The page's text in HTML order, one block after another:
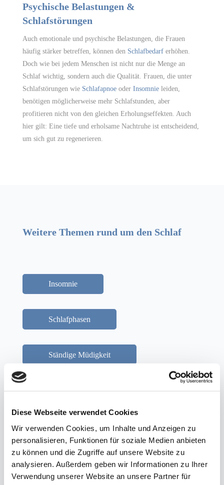
Diese Webseite verwendet Cookies
Wir verwenden Cookies, um Inhalte und Anzeigen zu
personalisieren, Funktionen für soziale Medien anbieten
zu können und die Zugriffe auf unsere Website zu
analysieren. Außerdem geben wir Informationen zu Ihrer
Verwendung unserer Website an unsere Partner für
Psychische Belastungen &
Schlafstörungen
Auch emotionale und psychische Belastungen, die Frauen
häufig stärker betreffen, können den Schlafbedarferhöhen.
Doch wie bei jedem Menschen ist nicht nur die Menge an
Schlaf wichtig, sondern auch die Qualität. Frauen, die unter
Schlafstörungen wie Schlafapnoeoder Insomnieleiden,
benötigen möglicherweise mehr Schlafstunden, aber
profitieren nicht von den gleichen Erholungseffekten. Auch
hier gilt: Eine tiefe und erholsame Nachtruhe ist entscheidend,
um sich gut zu regenerieren.
Weitere Themen rund um den Schlaf
Insomnie
Schlafphasen
Ständige Müdigkeit
Schlafapnoe
REM-Schlaf
Schlafparameter